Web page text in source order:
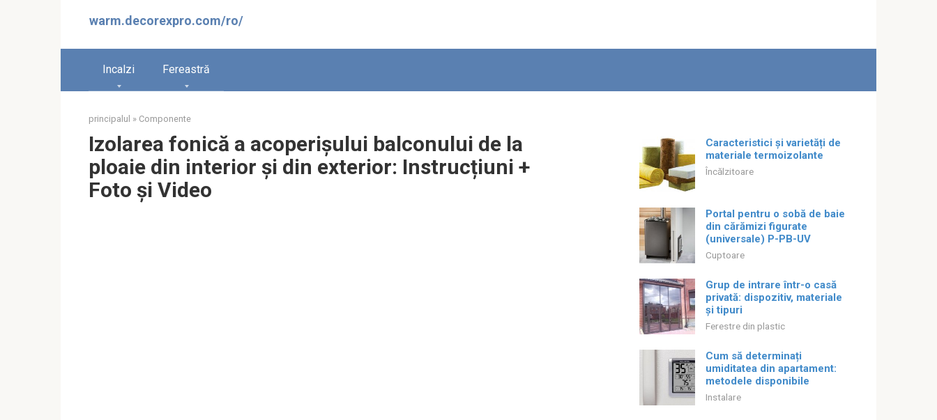
warm.decorexpro.com/ro/
Incalzi Fereastră
principalul » Componente
Izolarea fonică a acoperișului balconului de la
ploaie din interior și din exterior: Instrucțiuni +
Foto și Video
Caracteristici și varietăți de
materiale termoizolante
Încălzitoare
Portal pentru o sobă de baie
din cărămizi figurate
(universale) P-PB-UV
Cuptoare
Grup de intrare într-o casă
privată: dispozitiv, materiale
și tipuri
Ferestre din plastic
Cum să determinați
umiditatea din apartament:
metodele disponibile
Instalare